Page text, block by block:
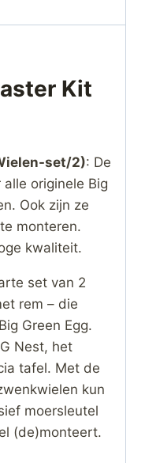
Kit
set/2): De
originele Big
Ook zijn ze
monteren.
kwaliteit.
set van 2
rem – die
Green Egg.
Nest, het
tafel. Met de
kun
moersleutel
(de)monteert.